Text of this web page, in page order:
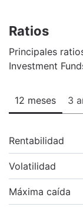
Ratios
Principales
Investment
12 meses 3
Rentabilidad
Volatilidad
Máxima caída